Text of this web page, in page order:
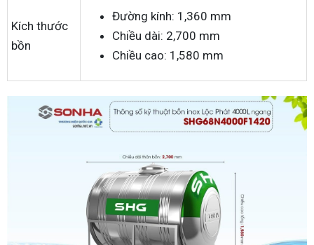
Kích thước
bồn
Đường kính: 1,360 mm
Chiều dài: 2,700 mm
Chiều cao: 1,580 mm